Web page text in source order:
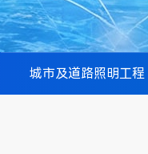
城市及道路照明工程